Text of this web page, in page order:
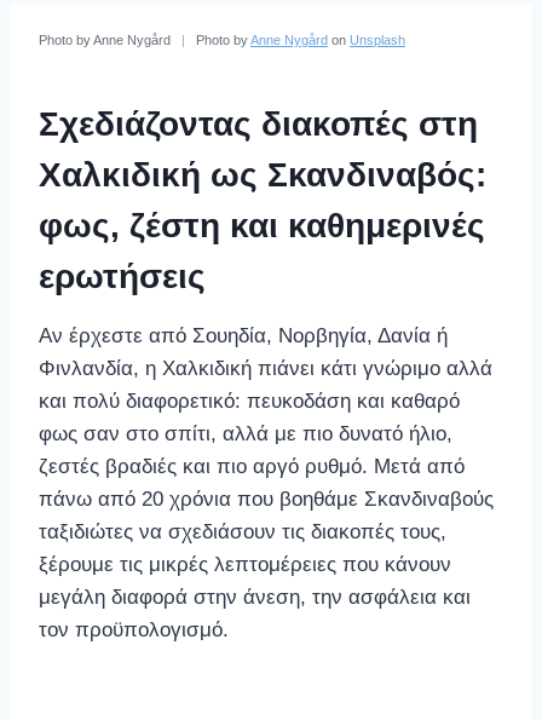
Photo by Anne Nygård | Photo byAnne Nygård on Unsplash
Σχεδιάζοντας διακοπές στη
Χαλκιδική ως Σκανδιναβός:
φως, ζέστη και καθημερινές
ερωτήσεις
Αν έρχεστε από Σουηδία, Νορβηγία, Δανία ή
Φινλανδία, η Χαλκιδική πιάνει κάτι γνώριμο αλλά
και πολύ διαφορετικό: πευκοδάση και καθαρό
φως σαν στο σπίτι, αλλά με πιο δυνατό ήλιο,
ζεστές βραδιές και πιο αργό ρυθμό. Μετά από
πάνω από 20 χρόνια που βοηθάμε Σκανδιναβούς
ταξιδιώτες να σχεδιάσουν τις διακοπές τους,
ξέρουμε τις μικρές λεπτομέρειες που κάνουν
μεγάλη διαφορά στην άνεση, την ασφάλεια και
τον προϋπολογισμό.